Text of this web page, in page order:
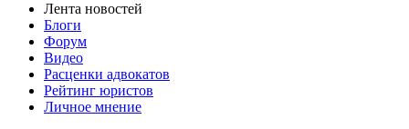
Лента новостей
Блоги
Форум
Видео
Расценки адвокатов
Рейтинг юристов
Личное мнение